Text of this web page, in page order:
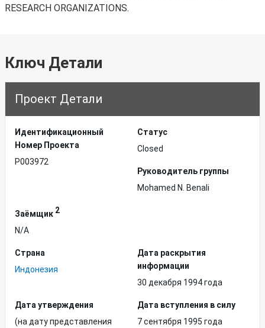
RESEARCH ORGANIZATIONS.
Ключ Детали
Проект Детали
Идентификационный
Hомер Проекта
P003972
Статус
Closed
Руководитель группы
Mohamed N. Benali
Заёмщик 2
N/A
Страна
Индонезия
Дата раскрытия
информации
30 декабря 1994 года
Дата утверждения
(на дату представления
Дата вступления в силу
7 сентября 1995 года